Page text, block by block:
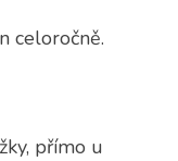
celoročně.
přímo u